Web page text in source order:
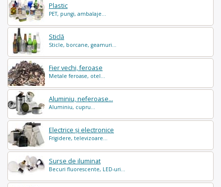
Plastic
PET, pungi, ambalaje...
Sticlă
Sticle, borcane, geamuri...
Fier vechi, feroase
Metale feroase, otel...
Aluminiu, neferoase...
Aluminiu, cupru...
Electrice și electronice
Frigidere, televizoare...
Surse de iluminat
Becuri fluorescente, LED-uri...